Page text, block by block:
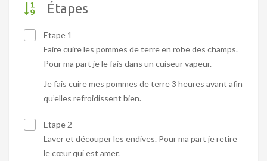
Étapes
Etape 1
Faire cuire les pommes de terre en robe des champs.
Pour ma part je le fais dans un cuiseur vapeur.
Je fais cuire mes pommes de terre 3 heures avant afin
qu’elles refroidissent bien.
Etape 2
Laver et découper les endives. Pour ma part je retire
le cœur qui est amer.